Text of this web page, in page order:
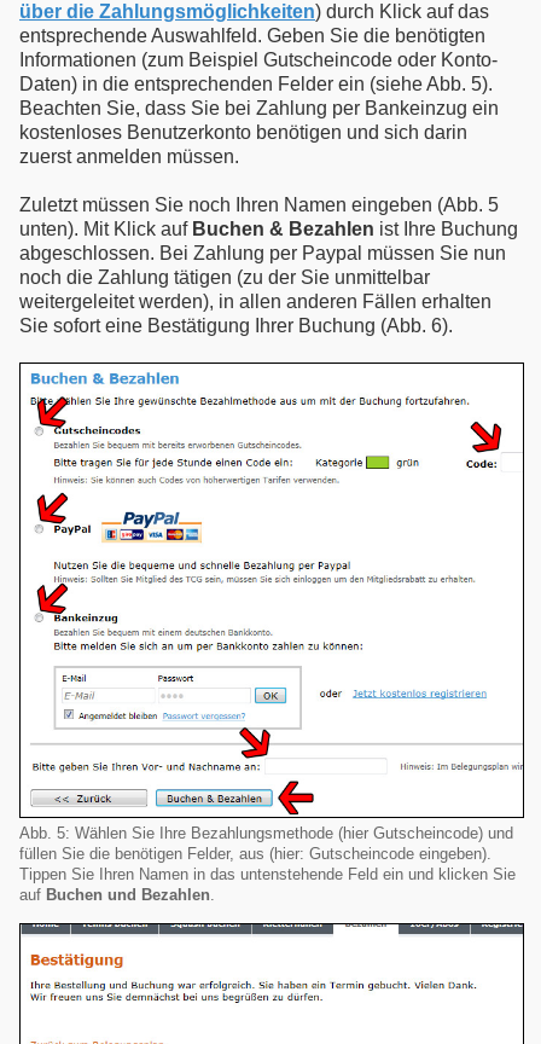
über die Zahlungsmöglichkeiten) durch Klick auf das
entsprechende Auswahlfeld. Geben Sie die benötigten
Informationen (zum Beispiel Gutscheincode oder Konto-
Daten) in die entsprechenden Felder ein (siehe Abb. 5).
Beachten Sie, dass Sie bei Zahlung per Bankeinzug ein
kostenloses Benutzerkonto benötigen und sich darin
zuerst anmelden müssen.
Zuletzt müssen Sie noch Ihren Namen eingeben (Abb. 5
unten). Mit Klick auf Buchen & Bezahlen ist Ihre Buchung
abgeschlossen. Bei Zahlung per Paypal müssen Sie nun
noch die Zahlung tätigen (zu der Sie unmittelbar
weitergeleitet werden), in allen anderen Fällen erhalten
Sie sofort eine Bestätigung Ihrer Buchung (Abb. 6).
Abb. 5: Wählen Sie Ihre Bezahlungsmethode (hier Gutscheincode) und
füllen Sie die benötigen Felder, aus (hier: Gutscheincode eingeben).
Tippen Sie Ihren Namen in das untenstehende Feld ein und klicken Sie
auf Buchen und Bezahlen